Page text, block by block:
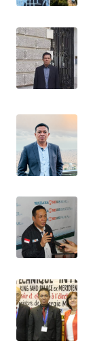
SELEB
WAHANA
PERSONA
WAHANA
HEALTH
WAHANA
DESA
WISATA
LAPAK
Wahana
Network